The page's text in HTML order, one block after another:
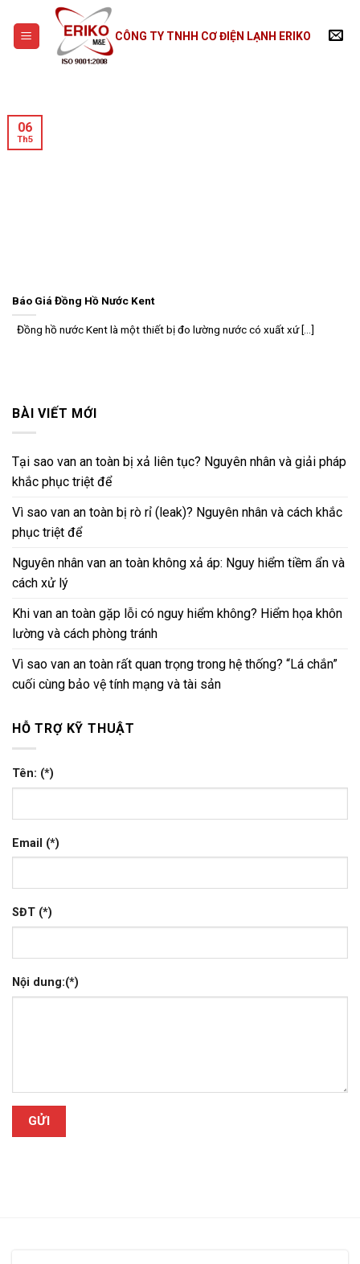
content
CÔNG TY TNHH CƠ ĐIỆN LẠNH ERIKO
Báo Giá Đồng Hồ Nước Kent
Đồng hồ nước Kent là một thiết bị đo lường nước có xuất xứ [...]
06
Th5
BÀI VIẾT MỚI
Tại sao van an toàn bị xả liên tục? Nguyên nhân và giải pháp
khắc phục triệt để
Vì sao van an toàn bị rò rỉ (leak)? Nguyên nhân và cách khắc
phục triệt để
Nguyên nhân van an toàn không xả áp: Nguy hiểm tiềm ẩn và
cách xử lý
Khi van an toàn gặp lỗi có nguy hiểm không? Hiểm họa khôn
lường và cách phòng tránh
Vì sao van an toàn rất quan trọng trong hệ thống? “Lá chắn”
cuối cùng bảo vệ tính mạng và tài sản
HỖ TRỢ KỸ THUẬT
Tên: (*)
Email (*)
SĐT (*)
Nội dung:(*)